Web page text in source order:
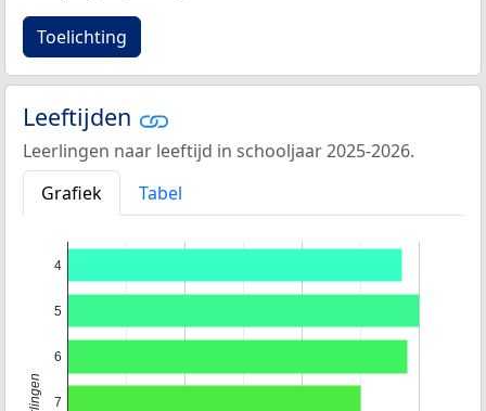
Toelichting
Leeftijden
Leerlingen naar leeftijd in schooljaar 2025-2026.
Grafiek
Tabel
4
5
6
7